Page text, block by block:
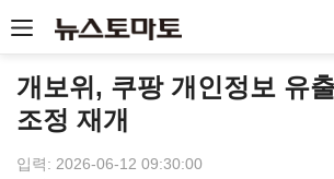
개보위, 쿠팡 개인정보 유
조정 재개
입력: 2026-06-12 09:30:00